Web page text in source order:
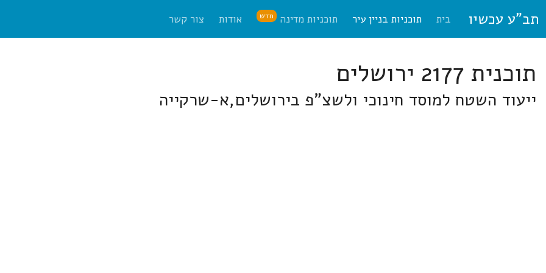
תב"ע עכשיו בית תוכניות בניין עיר תוכניות מדינה חדש אודות צור קשר
תוכנית 2177 ירושלים
ייעוד השטח למוסד חינוכי ולשצ"פ בירושלים,א-שרקייה